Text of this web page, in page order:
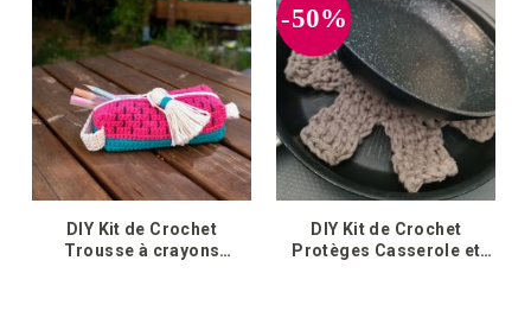
liste
d'achats
liste
DIY Kit de Crochet
Trousse à crayons
-50%
DIY Kit de Crochet
Protèges Casserole et